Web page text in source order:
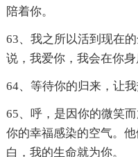
陪着你。
63、我之所以活到现在
说，我爱你，我会在你身
64、等待你的归来，让我
65、呼，是因你的微笑
你的幸福感染的空气。
白，我的生命就为你。